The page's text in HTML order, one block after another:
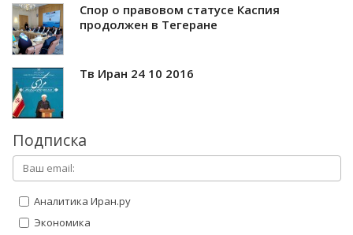
Спор о правовом статусе Каспия
продолжен в Тегеране
Тв Иран 24 10 2016
Подписка
Аналитика Иран.ру
Экономика